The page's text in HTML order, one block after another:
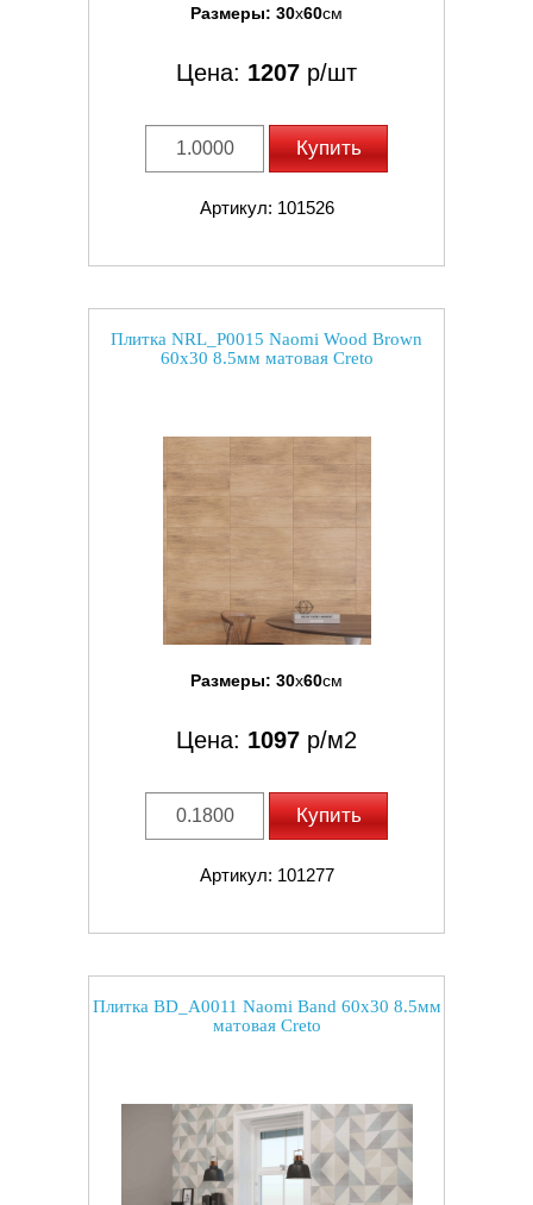
Размеры: 30x60см
Цена: 1207 р/шт
Купить
Артикул: 101526
Плитка NRL_P0015 Naomi Wood Brown
60x30 8.5мм матовая Creto
Размеры: 30x60см
Цена: 1097 р/м2
Купить
Артикул: 101277
Плитка BD_A0011 Naomi Band 60x30 8.5мм
матовая Creto